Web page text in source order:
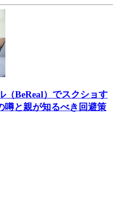
（BeReal）でスクショす
噂と親が知るべき回避策